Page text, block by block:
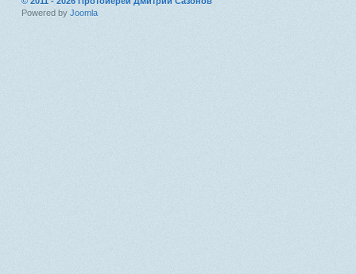
Powered by Joomla